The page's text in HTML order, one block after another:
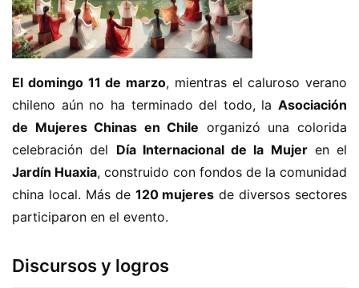
El domingo 11 de marzo, mientras el caluroso verano
chileno aún no ha terminado del todo, la Asociación
de Mujeres Chinas en Chile organizó una colorida
celebración del Día Internacional de la Mujer
Jardín Huaxia, construido con fondos de la comunidad
china local. Más de 120 mujeres de diversos sectores
participaron en el evento.
Discursos y logros